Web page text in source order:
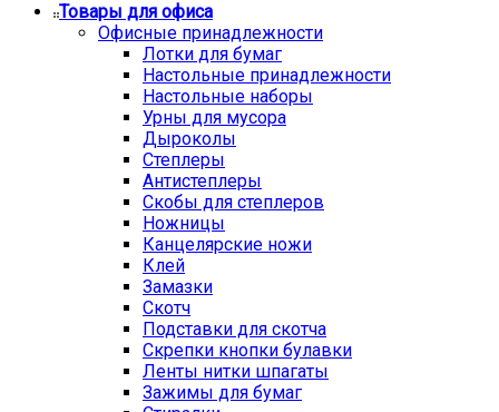
Товары для офиса
Офисные принадлежности
Лотки для бумаг
Настольные принадлежности
Настольные наборы
Урны для мусора
Дыроколы
Степлеры
Антистеплеры
Скобы для степлеров
Ножницы
Канцелярские ножи
Клей
Замазки
Скотч
Подставки для скотча
Скрепки кнопки булавки
Ленты нитки шпагаты
Зажимы для бумаг